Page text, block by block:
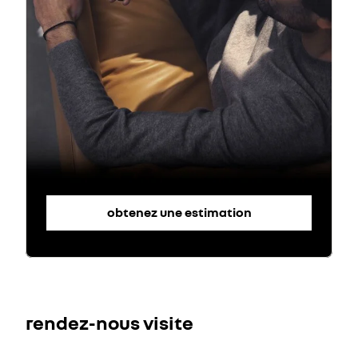
obtenez une estimation
rendez-nous visite